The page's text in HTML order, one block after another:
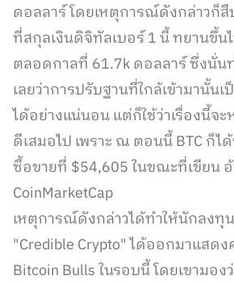
ดอลลาร์ โดยเหตุการณ์ดังกล่าวก็สื
ที่สกุลเงินดิจิทัลเบอร์ 1 นี้ ทยานขึ้น
ตลอดกาลที่ 61.7k ดอลลาร์ ซึ่งนั่นท
เลยว่าการปรับฐานที่ใกล้เข้ามานั้น
ได้อย่างแน่นอน แต่ก็ใช้ว่าเรื่องนี้จ
ดีเสมอไป เพราะ ณ ตอนนี้ BTC ก็
ซื้อขายที่ $54,605 ในขณะที่เขียน
CoinMarketCap
เหตุการณ์ดังกล่าวได้ทำให้นักลงทุ
"Credible Crypto" ได้ออกมาแสด
Bitcoin Bulls ในรอบนี้ โดยเขามอ